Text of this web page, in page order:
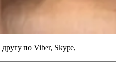
другу по Viber, Skype,